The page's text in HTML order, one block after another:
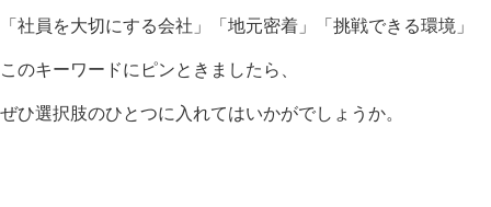
「社員を大切にする会社」「地元密着」「挑戦できる環境」
このキーワードにピンときましたら、
ぜひ選択肢のひとつに入れてはいかがでしょうか。